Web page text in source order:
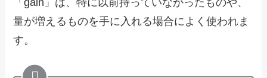
量が増えるものを手に入れる場合によく使われま
す。